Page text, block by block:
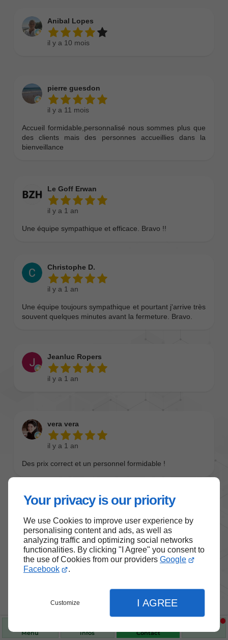
Your privacy is our priority
We use Cookies to improve user experience by
personalising content and ads, as well as
analyzing traffic and optimizing social networks
functionalities. By clicking "I Agree" you consent to
the use of Cookies from our providers Google
Facebook
.
Customize I AGREE
Menu Infos Contact
Nos produits de santé et de